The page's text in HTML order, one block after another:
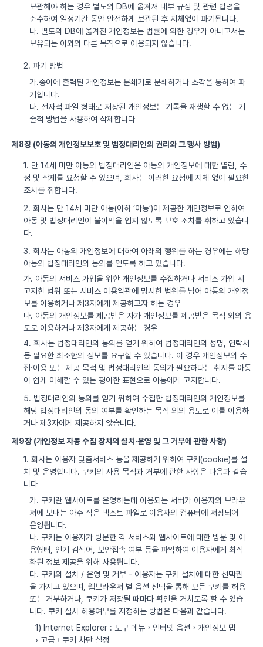
보관해야 하는 경우 별도의 DB에 옮겨져 내부 규정 및 관련 법령을
준수하여 일정기간 동안 안전하게 보관된 후 지체없이 파기됩니다.
나. 별도의 DB에 옮겨진 개인정보는 법률에 의한 경우가 아니고서는
보유되는 이외의 다른 목적으로 이용되지 않습니다.
2. 파기 방법
가.종이에 출력된 개인정보는 분쇄기로 분쇄하거나 소각을 통하여 파
기합니다.
나. 전자적 파일 형태로 저장된 개인정보는 기록을 재생할 수 없는 기
술적 방법을 사용하여 삭제합니다
제8장 (아동의 개인정보보호 및 법정대리인의 권리와 그 행사 방법)
1. 만 14세 미만 아동의 법정대리인은 아동의 개인정보에 대한 열람, 수
정 및 삭제를 요청할 수 있으며, 회사는 이러한 요청에 지체 없이 필요한
조치를 취합니다.
2. 회사는 만 14세 미만 아동(이하 ‘아동’)이 제공한 개인정보로 인하여
아동 및 법정대리인이 불이익을 입지 않도록 보호 조치를 취하고 있습니
다.
3. 회사는 아동의 개인정보에 대하여 아래의 행위를 하는 경우에는 해당
아동의 법정대리인의 동의를 얻도록 하고 있습니다.
가. 아동의 서비스 가입을 위한 개인정보를 수집하거나 서비스 가입 시
고지한 범위 또는 서비스 이용약관에 명시한 범위를 넘어 아동의 개인정
보를 이용하거나 제3자에게 제공하고자 하는 경우
나. 아동의 개인정보를 제공받은 자가 개인정보를 제공받은 목적 외의 용
도로 이용하거나 제3자에게 제공하는 경우
4. 회사는 법정대리인의 동의를 얻기 위하여 법정대리인의 성명, 연락처
등 필요한 최소한의 정보를 요구할 수 있습니다. 이 경우 개인정보의 수
집·이용 또는 제공 목적 및 법정대리인의 동의가 필요하다는 취지를 아동
이 쉽게 이해할 수 있는 평이한 표현으로 아동에게 고지합니다.
5. 법정대리인의 동의를 얻기 위하여 수집한 법정대리인의 개인정보를
해당 법정대리인의 동의 여부를 확인하는 목적 외의 용도로 이를 이용하
거나 제3자에게 제공하지 않습니다.
제9장 (개인정보 자동 수집 장치의 설치·운영 및 그 거부에 관한 사항)
1. 회사는 이용자 맞춤서비스 등을 제공하기 위하여 쿠키(cookie)를 설
치 및 운영합니다. 쿠키의 사용 목적과 거부에 관한 사항은 다음과 같습
니다
가. 쿠키란 웹사이트를 운영하는데 이용되는 서버가 이용자의 브라우
저에 보내는 아주 작은 텍스트 파일로 이용자의 컴퓨터에 저장되어
운영됩니다.
나. 쿠키는 이용자가 방문한 각 서비스와 웹사이트에 대한 방문 및 이
용형태, 인기 검색어, 보안접속 여부 등을 파악하여 이용자에게 최적
화된 정보 제공을 위해 사용됩니다.
다. 쿠키의 설치 / 운영 및 거부 - 이용자는 쿠키 설치에 대한 선택권
을 가지고 있으며, 웹브라우저 별 옵션 선택을 통해 모든 쿠키를 허용
또는 거부하거나, 쿠키가 저장될 때마다 확인을 거치도록 할 수 있습
니다. 쿠키 설치 허용여부를 지정하는 방법은 다음과 같습니다.
1) Internet Explorer : 도구 메뉴 › 인터넷 옵션 › 개인정보 탭
› 고급 › 쿠키 차단 설정